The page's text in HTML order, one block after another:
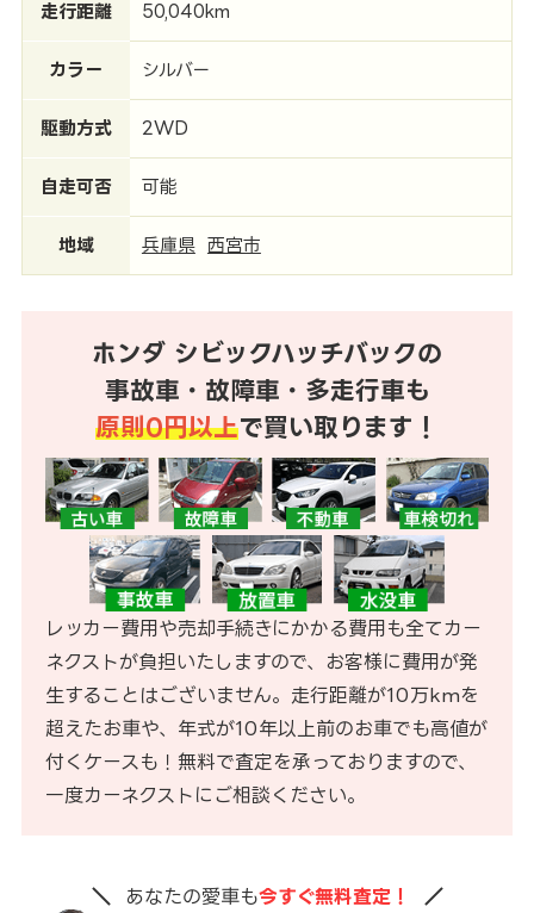
走行距離 50,040km
カラー シルバー
駆動方式 2WD
自走可否 可能
地域 兵庫県 西宮市
ホンダ シビックハッチバックの
事故車・故障車・多走行車も
原則0円以上で買い取ります！
レッカー費用や売却手続きにかかる費用も全てカー
ネクストが負担いたしますので、お客様に費用が発
生することはございません。走行距離が10万kmを
超えたお車や、年式が10年以上前のお車でも高値が
付くケースも！無料で査定を承っておりますので、
一度カーネクストにご相談ください。
あなたの愛車も今すぐ無料査定！